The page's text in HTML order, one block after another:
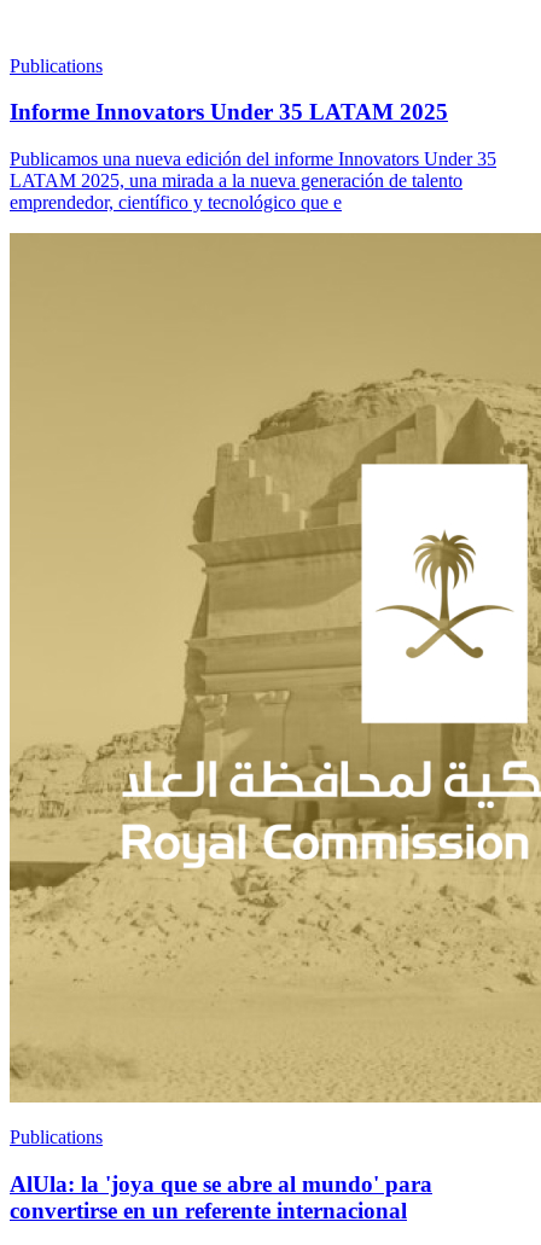
Publications
Informe Innovators Under 35 LATAM 2025
Publicamos una nueva edición del informe Innovators Under 35
LATAM 2025, una mirada a la nueva generación de talento
emprendedor, científico y tecnológico que e
Publications
AlUla: la 'joya que se abre al mundo' para
convertirse en un referente internacional